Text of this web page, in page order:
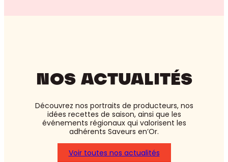
NOS ACTUALITÉS
Découvrez nos portraits de producteurs, nos
idées recettes de saison, ainsi que les
événements régionaux qui valorisent les
adhérents Saveurs en’Or.
Voir toutes nos actualités